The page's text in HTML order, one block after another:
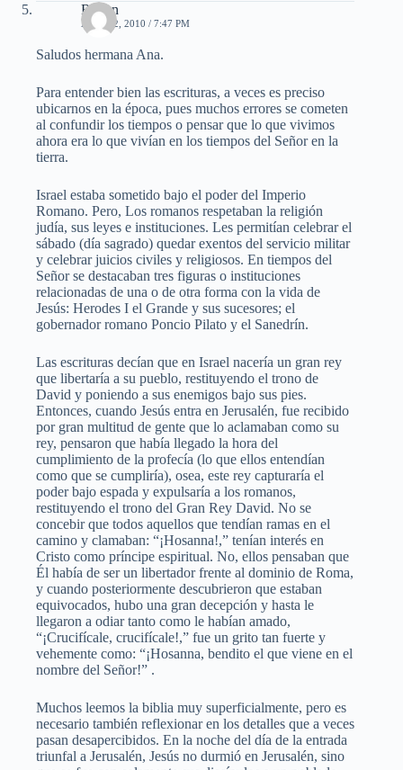
Ruben
ABRIL 2, 2010 / 7:47 PM
Saludos hermana Ana.
Para entender bien las escrituras, a veces es preciso
ubicarnos en la época, pues muchos errores se cometen
al confundir los tiempos o pensar que lo que vivimos
ahora era lo que vivían en los tiempos del Señor en la
tierra.
Israel estaba sometido bajo el poder del Imperio
Romano. Pero, Los romanos respetaban la religión
judía, sus leyes e instituciones. Les permitían celebrar el
sábado (día sagrado) quedar exentos del servicio militar
y celebrar juicios civiles y religiosos. En tiempos del
Señor se destacaban tres figuras o instituciones
relacionadas de una o de otra forma con la vida de
Jesús: Herodes I el Grande y sus sucesores; el
gobernador romano Poncio Pilato y el Sanedrín.
Las escrituras decían que en Israel nacería un gran rey
que libertaría a su pueblo, restituyendo el trono de
David y poniendo a sus enemigos bajo sus pies.
Entonces, cuando Jesús entra en Jerusalén, fue recibido
por gran multitud de gente que lo aclamaban como su
rey, pensaron que había llegado la hora del
cumplimiento de la profecía (lo que ellos entendían
como que se cumpliría), osea, este rey capturaría el
poder bajo espada y expulsaría a los romanos,
restituyendo el trono del Gran Rey David. No se
concebir que todos aquellos que tendían ramas en el
camino y clamaban: “¡Hosanna!,” tenían interés en
Cristo como príncipe espiritual. No, ellos pensaban que
Él había de ser un libertador frente al dominio de Roma,
y cuando posteriormente descubrieron que estaban
equivocados, hubo una gran decepción y hasta le
llegaron a odiar tanto como le habían amado,
“¡Crucifícale, crucifícale!,” fue un grito tan fuerte y
vehemente como: “¡Hosanna, bendito el que viene en el
nombre del Señor!” .
Muchos leemos la biblia muy superficialmente, pero es
necesario también reflexionar en los detalles que a veces
pasan desapercibidos. En la noche del día de la entrada
triunfal a Jerusalén, Jesús no durmió en Jerusalén, sino